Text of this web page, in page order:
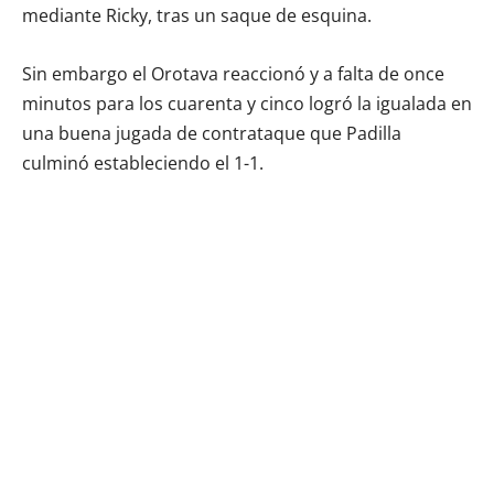
mediante Ricky, tras un saque de esquina.
Sin embargo el Orotava reaccionó y a falta de once
minutos para los cuarenta y cinco logró la igualada en
una buena jugada de contrataque que Padilla
culminó estableciendo el 1-1.